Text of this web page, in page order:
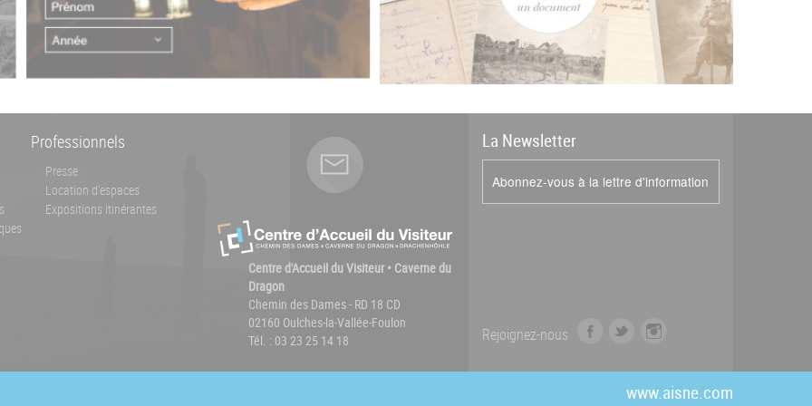
Professionnels
Presse
Location d'espaces
Expositions itinérantes
Centre d'Accueil du Visiteur • Caverne du
Dragon
Chemin des Dames - RD 18 CD
02160 Oulches-la-Vallée-Foulon
Tél. : 03 23 25 14 18
La Newsletter
Abonnez-vous à la lettre d'information
Rejoignez-nous
t
www.aisne.com